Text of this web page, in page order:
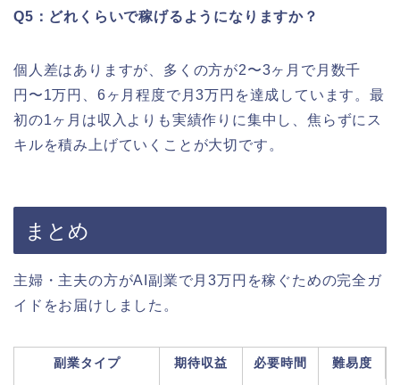
Q5：どれくらいで稼げるようになりますか？
個人差はありますが、多くの方が2〜3ヶ月で月数千
円〜1万円、6ヶ月程度で月3万円を達成しています。最
初の1ヶ月は収入よりも実績作りに集中し、焦らずにス
キルを積み上げていくことが大切です。
まとめ
主婦・主夫の方がAI副業で月3万円を稼ぐための完全ガ
イドをお届けしました。
副業タイプ 期待収益 必要時間 難易度